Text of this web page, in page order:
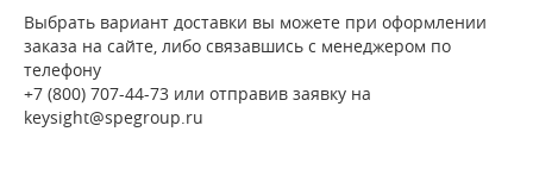
Выбрать вариант доставки вы можете при оформлении
заказа на сайте, либо связавшись с менеджером по
телефону
+7 (800) 707-44-73 или отправив заявку на
keysight@spegroup.ru